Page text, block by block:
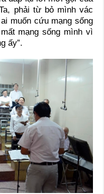
phải từ bỏ mình vác
muốn cứu mạng sống
mạng sống mình vì
ấy”.